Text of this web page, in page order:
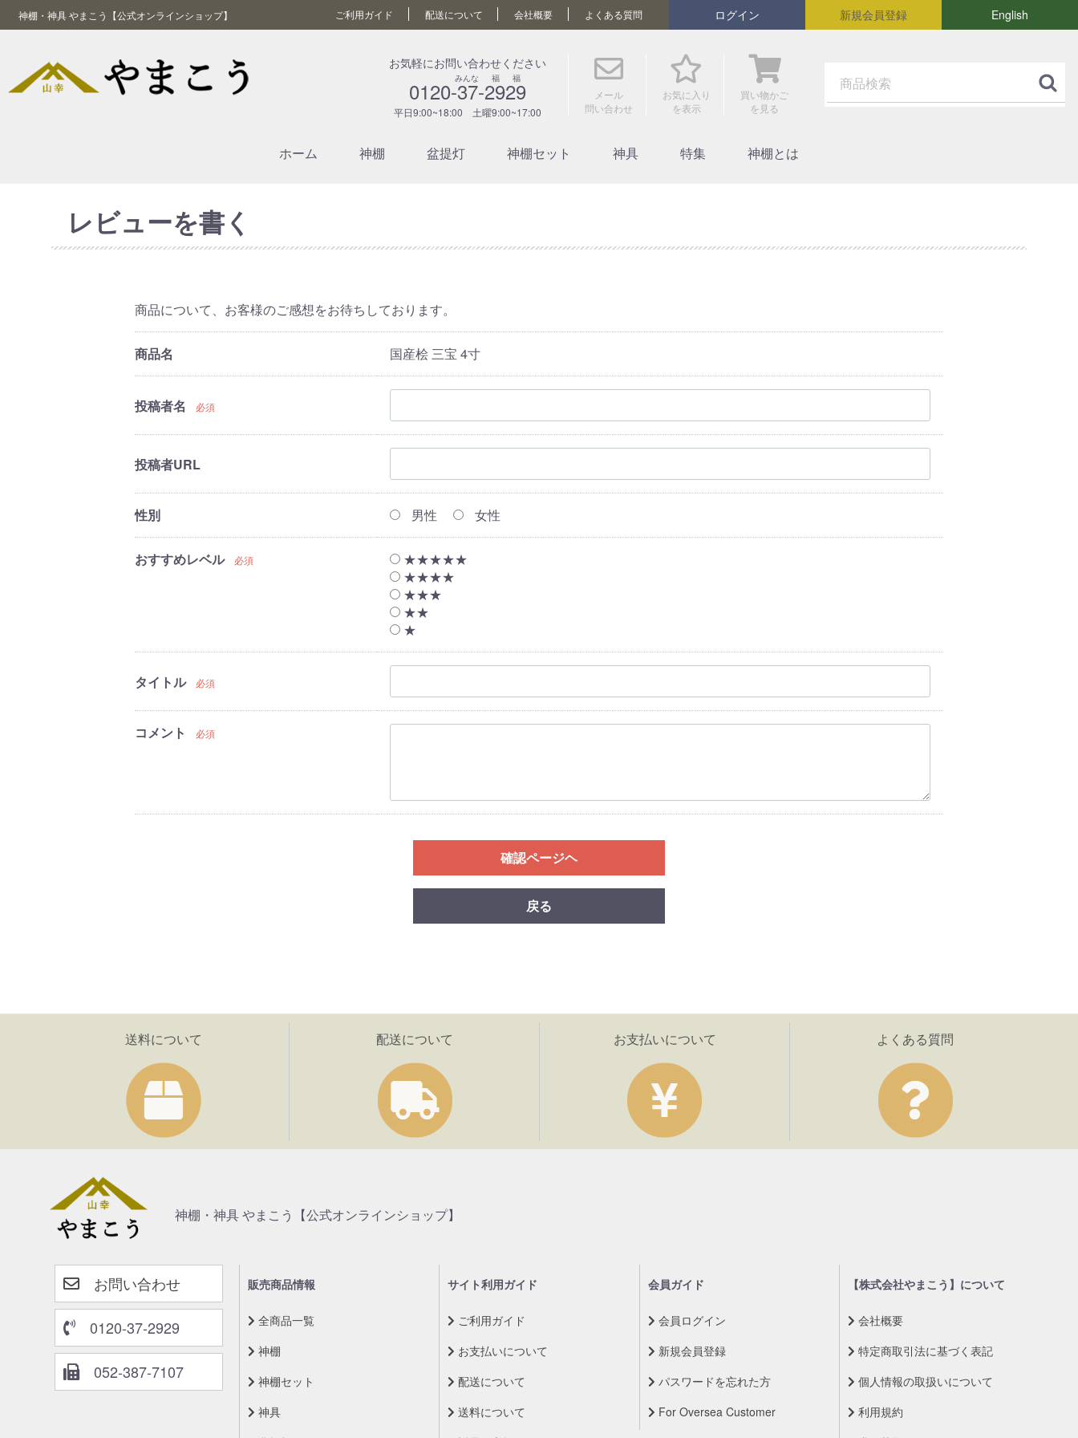
神棚・神具 やまこう【公式オンラインショップ】 English
新規会員登録
ログイン
ご利用ガイド 配送について 会社概要 よくある質問
メール
問い合わせ
お気に入り
を表示
買い物かご
を見る
お気軽にお問い合わせください
みんな 福 福
0120-37-2929
平日9:00~18:00 土曜9:00~17:00
ホーム 神棚 盆提灯 神棚セット 神具 特集 神棚とは
レビューを書く
商品について、お客様のご感想をお待ちしております。
商品名 国産桧 三宝 4寸
投稿者名 必須
投稿者URL
性別 男性 女性
おすすめレベル 必須
★★★★★
★★★★
★★★
★★
★
タイトル 必須
コメント 必須
確認ページヘ
戻る
送料について 配送について お支払いについて よくある質問
神棚・神具 やまこう【公式オンラインショップ】
お問い合わせ
0120-37-2929
052-387-7107
販売商品情報
全商品一覧
神棚
神棚セット
神具
サイト利用ガイド
ご利用ガイド
お支払いについて
配送について
送料について
会員ガイド
会員ログイン
新規会員登録
パスワードを忘れた方
For Oversea Customer
【株式会社やまこう】について
会社概要
特定商取引法に基づく表記
個人情報の取扱いについて
利用規約